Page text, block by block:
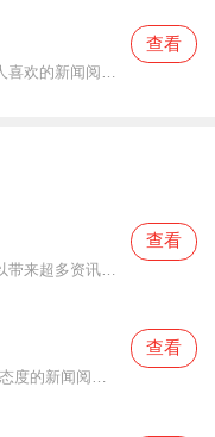
今日头条新闻app是一款很多人喜欢的新闻阅读软件。在这款今日头条新闻app里面有很多小伙伴们都喜欢阅读这里面的新闻，各大不同领域的新闻在这里面都是有提供的，最新的新闻资讯也都汇聚在这里面，想要阅读的时候随时都可以满足哦。如果你是一个喜欢阅读新闻的小伙伴，那么你
查看
网易新闻app手机版是一款可以带来超多资讯的新闻阅读软件，在这款网易新闻app手机版中每天都会推出超多的新闻资讯，无论是体育、娱乐、科技等等都有，大家也可以选择你喜欢的新闻进行浏览，时间久了还会为你推荐你喜欢看的新闻，操作简单，体验起来也会更加轻松哦，有需要的
查看
查看